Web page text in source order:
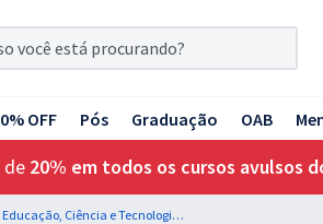
OFF Pós Graduação OAB
de 20% em todos os cursos avulsos
IFES - Instituto Federal de Educação, Ciência e Tecnologia do Espírito Santo - Técnico em Contabilidade (Módulo Especial) (Pré-Edital)